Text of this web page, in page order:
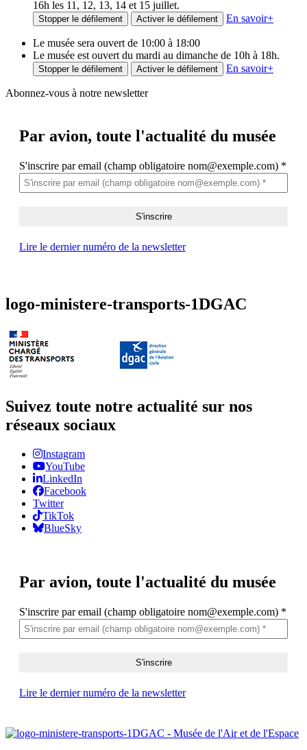
16h les 11, 12, 13, 14 et 15 juillet.
Stopper le défilement Activer le défilement En savoir+
Le musée sera ouvert de 10:00 à 18:00
Le musée est ouvert du mardi au dimanche de 10h à 18h.
Stopper le défilement Activer le défilement En savoir+
Abonnez-vous à notre newsletter
Par avion, toute l'actualité du musée
S'inscrire par email (champ obligatoire nom@exemple.com) *
Lire le dernier numéro de la newsletter
logo-ministere-transports-1DGAC
Suivez toute notre actualité sur nos
réseaux sociaux
Instagram
YouTube
LinkedIn
Facebook
Twitter
TikTok
BlueSky
Par avion, toute l'actualité du musée
S'inscrire par email (champ obligatoire nom@exemple.com) *
Lire le dernier numéro de la newsletter